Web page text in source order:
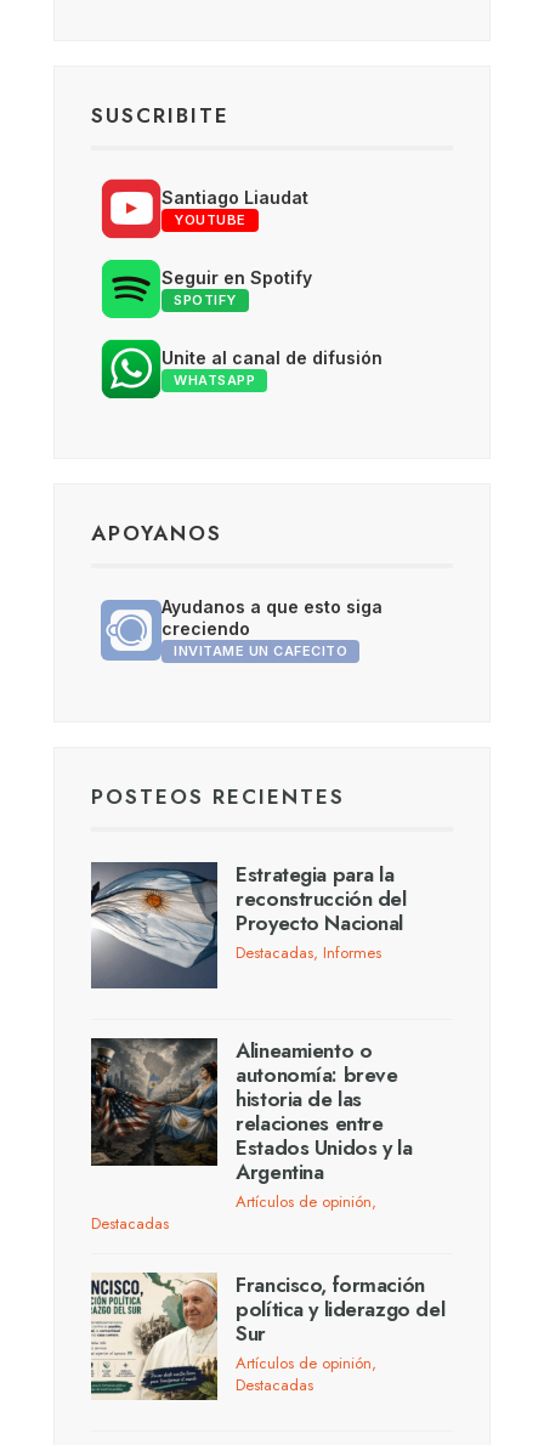
SUSCRIBITE
Santiago Liaudat
YOUTUBE
Seguir en Spotify
SPOTIFY
Unite al canal de difusión
WHATSAPP
APOYANOS
Ayudanos a que esto siga
creciendo
INVITAME UN CAFECITO
POSTEOS RECIENTES
Estrategia para la
reconstrucción del
Proyecto Nacional
Destacadas, Informes
Alineamiento o
autonomía: breve
historia de las
relaciones entre
Estados Unidos y la
Argentina
Artículos de opinión,
Destacadas
Francisco, formación
política y liderazgo del
Sur
Artículos de opinión,
Destacadas